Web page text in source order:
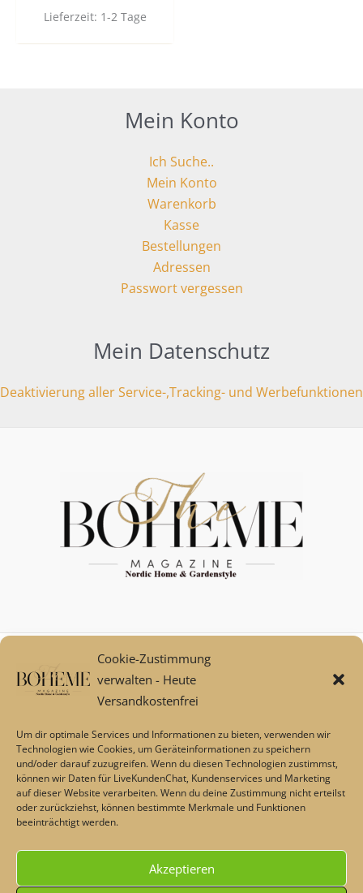
Cookie-Zustimmung
verwalten - Heute
Versandkostenfrei
Um dir optimale Services und Informationen zu bieten, verwenden wir
Technologien wie Cookies, um Geräteinformationen zu speichern
und/oder darauf zuzugreifen. Wenn du diesen Technologien zustimmst,
können wir Daten für LiveKundenChat, Kundenservices und Marketing
auf dieser Website verarbeiten. Wenn du deine Zustimmung nicht erteilst
oder zurückziehst, können bestimmte Merkmale und Funktionen
beeinträchtigt werden.
Akzeptieren
Lieferzeit: 1-2 Tage
Mein Konto
Ich Suche..
Mein Konto
Warenkorb
Kasse
Bestellungen
Adressen
Passwort vergessen
Mein Datenschutz
Deaktivierung aller Service-,Tracking- und Werbefunktionen
Mein Konto
Zahlungsarten
Versand und Retoure****
AGB
Impressum
Datenschutz
Über uns
Echtheit von Bewertungen
Barrierefreiheit